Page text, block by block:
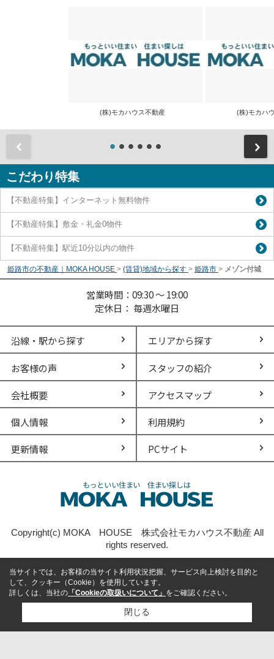
(株)モカハウス不動産 (株)モカハ
こだわり特集
【不動産特集】インターネット無料物件
【不動産特集】敷金・礼金0物件
【不動産特集】駅近10分以内の物件
姫路市の不動産｜MOKA HOUSE > (賃貸)地域から探す > 姫路市 > メゾン付城
営業時間：09:30 ～ 19:00
定休日： 毎週水曜日
沿線・駅から探す エリアから探す
お客様の声 スタッフの紹介
会社概要 アクセスマップ
個人情報 利用規約
更新情報 PCサイト
Copyright(c) MOKA HOUSE 株式会社モカハウス不動産 All
rights reserved.
当サイトでは、お客様の当サイト利用状況把握、サービス向上検討を目的と
して、クッキー（Cookie）を使用しています。
詳しくは、当社の 「Cookieの取扱いについて」 をご確認ください。
閉じる